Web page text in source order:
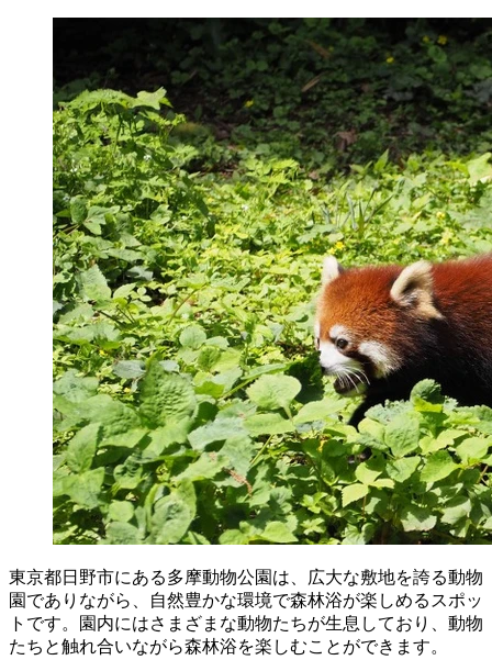
東京都日野市にある多摩動物公園は、広大な敷地を誇る動物
園でありながら、自然豊かな環境で森林浴が楽しめるスポッ
トです。園内にはさまざまな動物たちが生息しており、動物
たちと触れ合いながら森林浴を楽しむことができます。